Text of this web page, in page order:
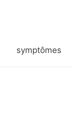
symptômes